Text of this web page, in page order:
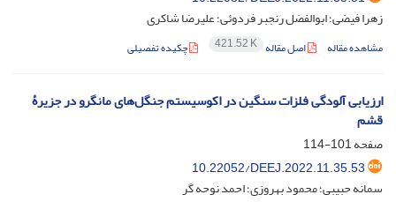
زهرا فیضی؛ ابوالفضل رنجبر فردوئی؛ علیرضا شاکری
مشاهده مقاله اصل مقاله 421.52 K چکیده تفصیلی
ارزیابی آلودگی فلزات سنگین در اکوسیستم جنگل‌های مانگرو در جزیرۀ
قشم
صفحه101-114
10.22052/DEEJ.2022.11.35.53
سمانه حبیبی؛ محمود بهروزی؛ احمد نوحه گر